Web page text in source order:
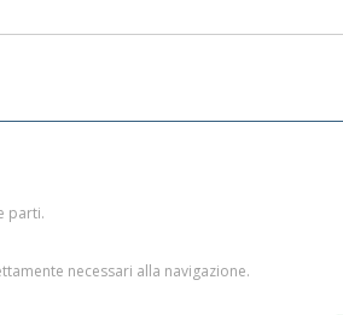
parti.
necessari alla navigazione.